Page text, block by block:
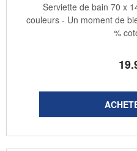
19
Serviette de bain 70 x
couleurs - Un moment de
%